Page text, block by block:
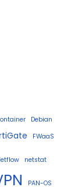
Debian
FWaaS
netstat
PAN-OS